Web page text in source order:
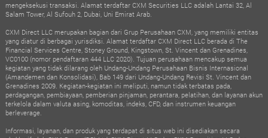
mengeksekusi transaksi. Alamat terdaftar CXM Securities LLC adalah Lantai 32, Al
Salam Tower, Al Sufouh 2, Dubai, Uni Emirat Arab.
CXM Direct LLC merupakan bagian dari Grup Perusahaan CXM, yang memiliki entitas
yang diatur di berbagai yurisdiksi. Alamat terdaftar CXM Direct LLC berada di The
Financial Services Centre, Stoney Ground, Kingstown, St. Vincent dan Grenadines,
VC0100 (nomor pendaftaran 444 LLC 2020). Tujuan perusahaan mencakup semua
kegiatan yang tidak dilarang oleh Undang-Undang Perusahaan Bisnis Internasional
(Amandemen dan Konsolidasi), Bab 149 dari Undang-Undang Revisi St. Vincent dan
Grenadines 2009. Kegiatan-kegiatan ini meliputi, namun tidak terbatas pada,
perdagangan, pembiayaan, pemberian pinjaman, perantara, pelatihan, dan layanan akun
terkelola dalam valuta asing, komoditas, indeks, CFD, dan instrumen keuangan
berleverage.
Informasi, layanan, dan produk yang terdapat di situs web ini disediakan secara